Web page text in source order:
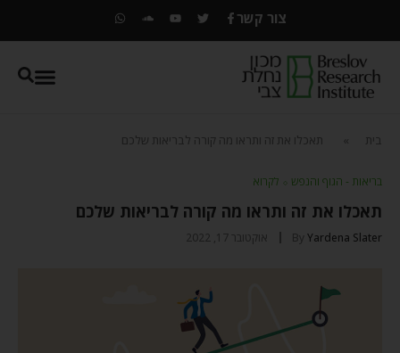
צור קשר
» תאכלו את זה ותראו מה קורה לבריאות שלכם
בריאות - הגוף והנפש⬦לקרוא
תאכלו את זה ותראו מה קורה לבריאות שלכם
ByYardena Slater אוקטובר 17, 2022